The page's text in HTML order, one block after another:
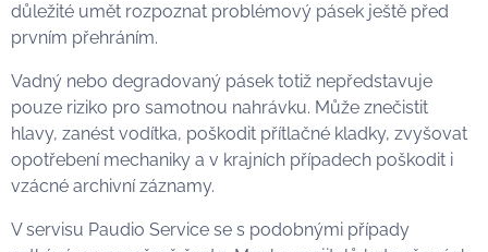
důležité umět rozpoznat problémový pásek ještě před
prvním přehráním.
Vadný nebo degradovaný pásek totiž nepředstavuje
pouze riziko pro samotnou nahrávku. Může znečistit
hlavy, zanést vodítka, poškodit přítlačné kladky, zvyšovat
opotřebení mechaniky a v krajních případech poškodit i
vzácné archivní záznamy.
V servisu Paudio Service se s podobnými případy